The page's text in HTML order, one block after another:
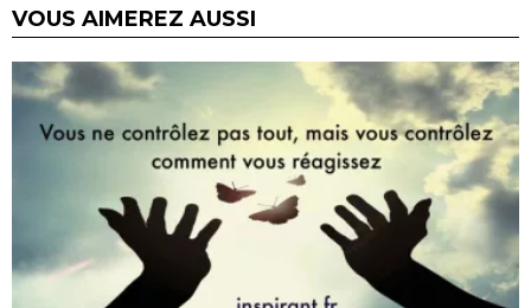
VOUS AIMEREZ AUSSI